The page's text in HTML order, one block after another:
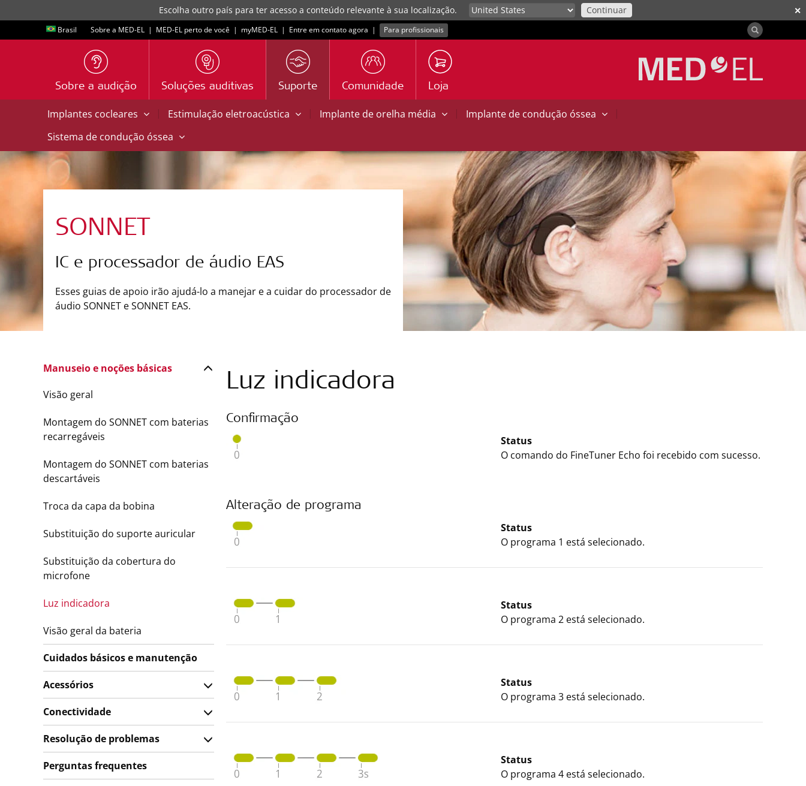
✕
Escolha outro país para ter acesso a conteúdo relevante à sua localização. Continuar
Brasil Sobre a MED-EL | MED-EL perto de você | myMED‑EL | Entre em contato agora | Para profissionais
Sobre a audição Soluções auditivas Suporte Comunidade Loja
Implantes cocleares | Estimulação eletroacústica | Implante de orelha média | Implante de condução óssea
|
Sistema de condução óssea
SONNET
IC e processador de áudio EAS
Esses guias de apoio irão ajudá-lo a manejar e a cuidar do processador de
áudio SONNET e SONNET EAS.
Luz indicadora
Confirmação
Status
O comando do FineTuner Echo foi recebido com sucesso.
Alteração de programa
Status
O programa 1 está selecionado.
Status
O programa 2 está selecionado.
Status
O programa 3 está selecionado.
Status
O programa 4 está selecionado.
Manuseio e noções básicas
Visão geral
Montagem do SONNET com baterias
recarregáveis
Montagem do SONNET com baterias
descartáveis
Troca da capa da bobina
Substituição do suporte auricular
Substituição da cobertura do
microfone
Luz indicadora
Visão geral da bateria
Cuidados básicos e manutenção
Acessórios
Conectividade
Resolução de problemas
Perguntas frequentes